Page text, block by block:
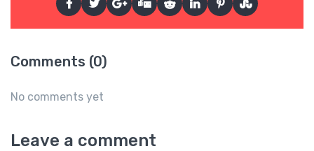
Comments (0)
No comments yet
Leave a comment